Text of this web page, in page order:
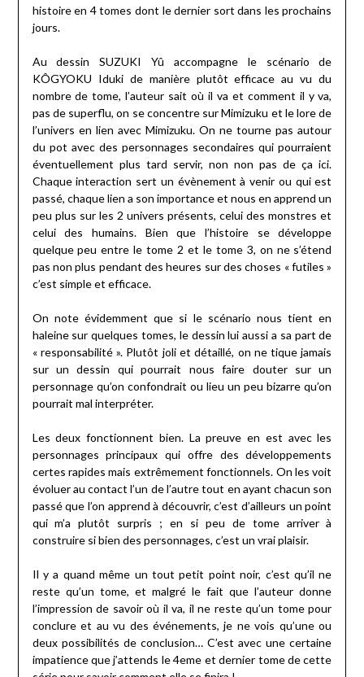
histoire en 4 tomes dont le dernier sort dans les prochains
jours.
Au dessin SUZUKI Yû accompagne le scénario de
KÔGYOKU Iduki de manière plutôt efficace au vu du
nombre de tome, l’auteur sait où il va et comment il y va,
pas de superflu, on se concentre sur Mimizuku et le lore de
l’univers en lien avec Mimizuku. On ne tourne pas autour
du pot avec des personnages secondaires qui pourraient
éventuellement plus tard servir, non non pas de ça ici.
Chaque interaction sert un évènement à venir ou qui est
passé, chaque lien a son importance et nous en apprend un
peu plus sur les 2 univers présents, celui des monstres et
celui des humains. Bien que l’histoire se développe
quelque peu entre le tome 2 et le tome 3, on ne s’étend
pas non plus pendant des heures sur des choses « futiles »
c’est simple et efficace.
On note évidemment que si le scénario nous tient en
haleine sur quelques tomes, le dessin lui aussi a sa part de
« responsabilité ». Plutôt joli et détaillé, on ne tique jamais
sur un dessin qui pourrait nous faire douter sur un
personnage qu’on confondrait ou lieu un peu bizarre qu’on
pourrait mal interpréter.
Les deux fonctionnent bien. La preuve en est avec les
personnages principaux qui offre des développements
certes rapides mais extrêmement fonctionnels. On les voit
évoluer au contact l’un de l’autre tout en ayant chacun son
passé que l’on apprend à découvrir, c’est d’ailleurs un point
qui m’a plutôt surpris ; en si peu de tome arriver à
construire si bien des personnages, c’est un vrai plaisir.
Il y a quand même un tout petit point noir, c’est qu’il ne
reste qu’un tome, et malgré le fait que l’auteur donne
l’impression de savoir où il va, il ne reste qu’un tome pour
conclure et au vu des événements, je ne vois qu’une ou
deux possibilités de conclusion… C’est avec une certaine
impatience que j’attends le 4eme et dernier tome de cette